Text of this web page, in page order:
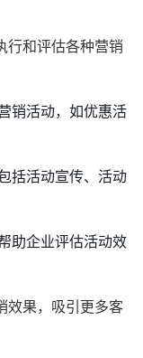
行和评估各种营销
销活动，如优惠活
括活动宣传、活动
助企业评估活动效
效果，吸引更多客